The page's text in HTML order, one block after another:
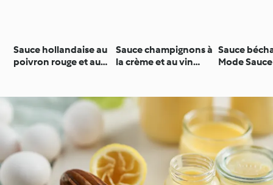
Sauce hollandaise au
poivron rouge et au
Sauce champignons à
la crème et au vin
Sauce
Mode Sauce